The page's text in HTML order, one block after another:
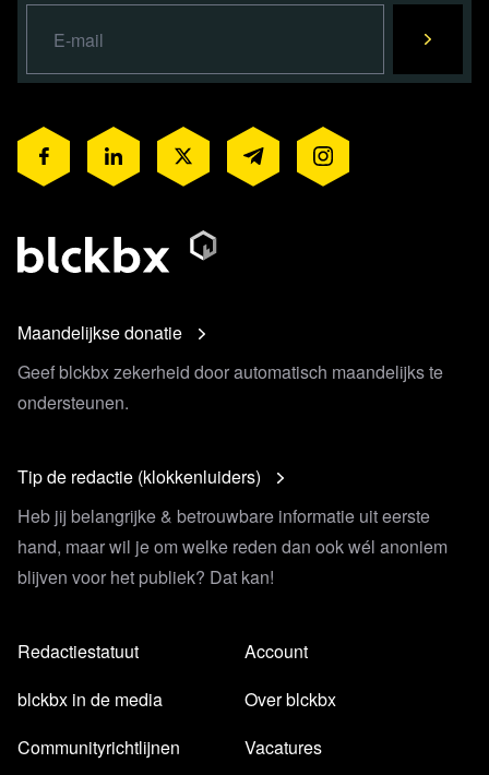
Relevante achtergrondinformatie en
bronnen
weer open voor ongevaccineerde reizigers
Artikel HLN.be Personeelstekort dwingt Vlaamse
ziekenhuizen en woonzorgcentra om zorgaanbod af te
bouwen
Liveblog blckbx
LIVEBLOG boerenprotest maandag 4
juli 2022 - alle updates
omdat ze weigert mondmasker te dragen
Maandelijkse donatie
Geef blckbx zekerheid door automatisch maandelijks te
ondersteunen.
Tip de redactie (klokkenluiders)
Heb jij belangrijke & betrouwbare informatie uit eerste
hand, maar wil je om welke reden dan ook wél anoniem
blijven voor het publiek? Dat kan!
Redactiestatuut
blckbx in de media
Communityrichtlijnen
Account
Over blckbx
Vacatures